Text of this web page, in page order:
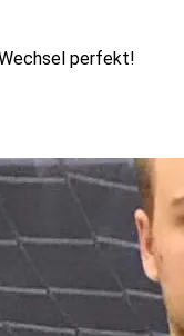
perfekt!